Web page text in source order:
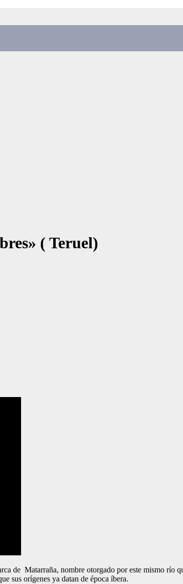
( Teruel)
de Matarraña, nombre otorgado por este mismo río
sus orígenes ya datan de época íbera.